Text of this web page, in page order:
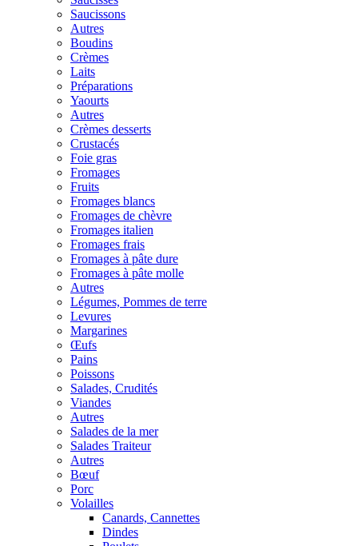
Saucissons
Autres
Boudins
Crèmes
Laits
Préparations
Yaourts
Autres
Crèmes desserts
Crustacés
Foie gras
Fromages
Fruits
Fromages blancs
Fromages de chèvre
Fromages italien
Fromages frais
Fromages à pâte dure
Fromages à pâte molle
Autres
Légumes, Pommes de terre
Levures
Margarines
Œufs
Pains
Poissons
Salades, Crudités
Viandes
Autres
Salades de la mer
Salades Traiteur
Autres
Bœuf
Porc
Volailles
Canards, Cannettes
Dindes